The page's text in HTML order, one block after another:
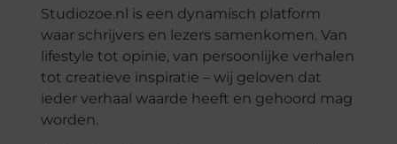
Studiozoe.nl is een dynamisch platform
waar schrijvers en lezers samenkomen. Van
lifestyle tot opinie, van persoonlijke verhalen
tot creatieve inspiratie – wij geloven dat
ieder verhaal waarde heeft en gehoord mag
worden.